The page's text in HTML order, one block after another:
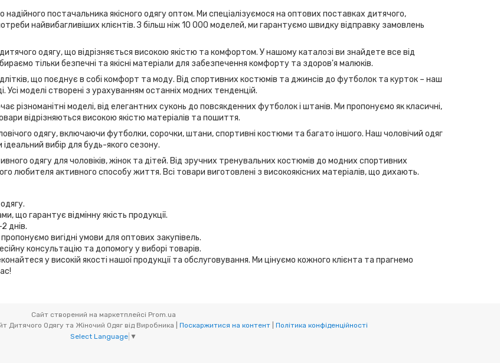
постачальника якісного одягу оптом. Ми спеціалізуємося на оптових поставках дитячого,
найвибагливіших клієнтів. З більш ніж 10 000 моделей, ми гарантуємо швидку відправку замовлень
одягу, що відрізняється високою якістю та комфортом. У нашому каталозі ви знайдете все від
тільки безпечні та якісні матеріали для забезпечення комфорту та здоров'я малюків.
що поєднує в собі комфорт та моду. Від спортивних костюмів та джинсів до футболок та курток – наш
моделі створені з урахуванням останніх модних тенденцій.
різноманітні моделі, від елегантних суконь до повсякденних футболок і штанів. Ми пропонуємо як класичні,
відрізняються високою якістю матеріалів та пошиття.
одягу, включаючи футболки, сорочки, штани, спортивні костюми та багато іншого. Наш чоловічий одяг
вибір для будь-якого сезону.
одягу для чоловіків, жінок та дітей. Від зручних тренувальних костюмів до модних спортивних
любителя активного способу життя. Всі товари виготовлені з високоякісних матеріалів, що дихають.
що гарантує відмінну якість продукції.
днів.
вигідні умови для оптових закупівель.
консультацію та допомогу у виборі товарів.
у високій якості нашої продукції та обслуговування. Ми цінуємо кожного клієнта та прагнемо
Сайт створений на маркетплейсі Prom.ua
Поскаржитися на контент
Політика конфіденційності
Select Language ▼